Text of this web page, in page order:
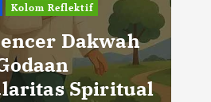
Kolom Reflektif
Dakwah
Spiritual